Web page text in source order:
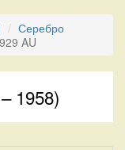
Серебро
AU
1958)